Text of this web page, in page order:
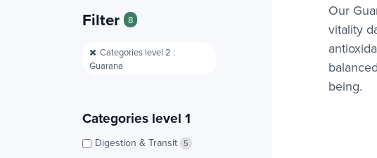
Filter 8
Categories level 2 :
Guarana
Categories level 1
Digestion & Transit 5
Our
vitality
being.